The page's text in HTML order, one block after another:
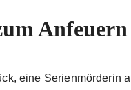
Anfeuern
eine Serienmörderin